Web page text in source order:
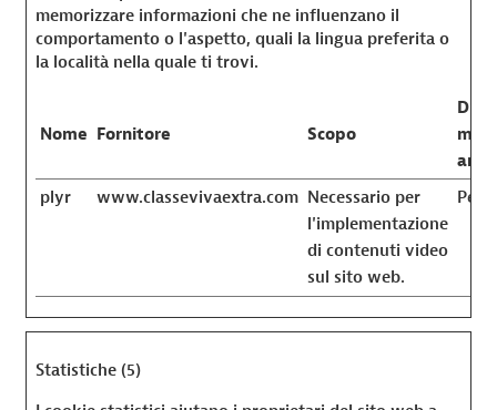
memorizzare informazioni che ne influenzano il
comportamento o l'aspetto, quali la lingua preferita o
la località nella quale ti trovi.
Nome Fornitore Scopo
plyr
www.classevivaextra.com Necessario per
l'implementazione
di contenuti video
sul sito web.
Statistiche (5)